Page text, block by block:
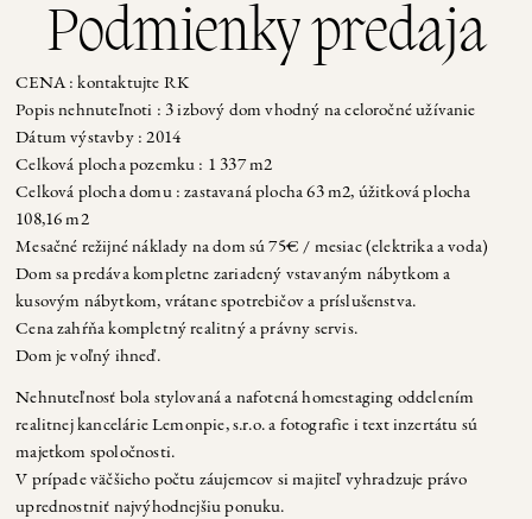
Podmienky predaja
CENA: kontaktujte RK
Popis nehnuteľnoti :3 izbový dom vhodný na celoročné užívanie
Dátum výstavby : 2014
Celková plocha pozemku : 1 337 m2
Celková plocha domu: zastavaná plocha 63 m2, úžitková plocha
108,16 m2
Mesačné režijné náklady na dom sú 75€ / mesiac (elektrika a voda)
Domsa predáva kompletne zariadený vstavaným nábytkom a
kusovým nábytkom, vrátane spotrebičov a príslušenstva.
Cena zahŕňa kompletný realitný a právny servis.
Domje voľný ihneď.
Nehnuteľnosť bola stylovaná a nafotená homestaging oddelením
realitnej kancelárie Lemonpie, s.r.o. a fotografie i text inzertátu sú
majetkom spoločnosti.
V prípade väčšieho počtu záujemcov si majiteľ vyhradzuje právo
uprednostniť najvýhodnejšiu ponuku.